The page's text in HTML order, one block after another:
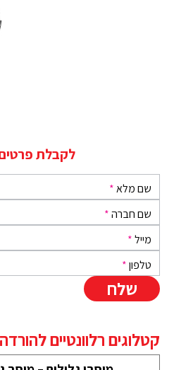
לקבלת
שם מלא*
שם חברה*
מייל*
טלפון*
קטלוגים רלוונטיים